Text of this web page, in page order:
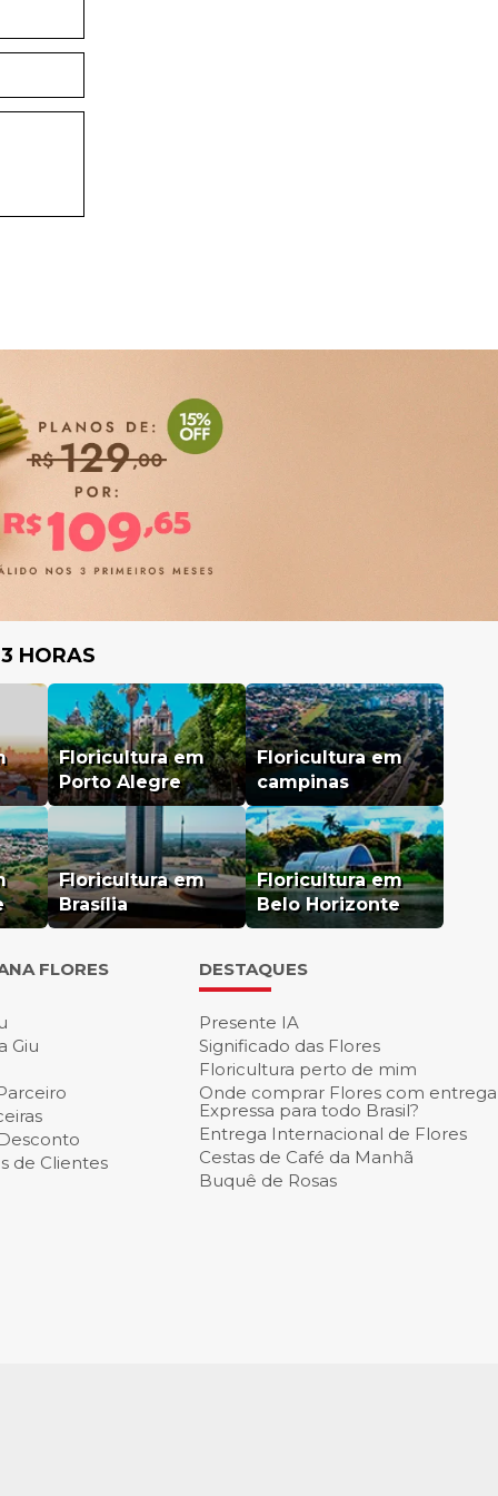
HORAS
Floricultura em
Porto Alegre
Floricultura em
campinas
Floricultura em
Brasília
Floricultura em
Belo Horizonte
FLORES
Giu
de Clientes
DESTAQUES
Presente IA
Significado das Flores
Floricultura perto de mim
Onde comprar Flores com entrega
Expressa para todo Brasil?
Entrega Internacional de Flores
Cestas de Café da Manh
Buquê de Rosas